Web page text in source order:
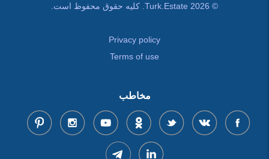
© Turk.Estate 2026. کلیه حقوق محفوظ است.
Privacy policy
Terms of use
مخاطب